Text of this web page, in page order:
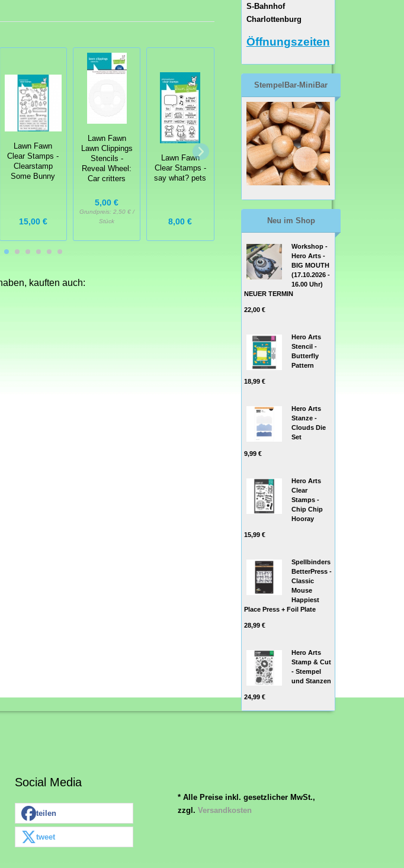
Lawn Fawn
Clear Stamps -
Clearstamp
Some Bunny
15,00 €
Lawn Fawn
Lawn Clippings
Stencils -
Reveal Wheel:
Car critters
5,00 €
Grundpreis: 2,50 € /
Stück
Lawn Fawn
Clear Stamps -
say what? pets
8,00 €
Lawn Fawn
Clear Stamps -
Clearstamp
Simply Summer
Lawn Fawn
Clear Stamps -
Clearstamp
offset sayings:
15,00 €
kauften auch:
S-Bahnhof
Charlottenburg
Öffnungszeiten
StempelBar-MiniBar
Neu im Shop
Workshop -
Hero Arts -
BIG MOUTH
(17.10.2026 -
16.00 Uhr)
NEUER TERMIN
22,00 €
Hero Arts
Stencil -
Butterfly
Pattern
18,99 €
Hero Arts
Stanze -
Clouds Die
Set
9,99 €
Hero Arts
Clear
Stamps -
Chip Chip
Hooray
15,99 €
Spellbinders
BetterPress -
Classic
Mouse
Happiest
Place Press + Foil Plate
28,99 €
Hero Arts
Stamp & Cut
- Stempel
und Stanzen
24,99 €
Social Media
teilen
tweet
* Alle Preise inkl. gesetzlicher MwSt.,
zzgl. Versandkosten